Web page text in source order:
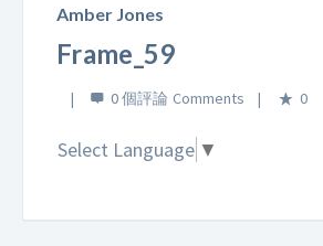
Amber Jones
Frame_59
0 個評論 0
Select Language ▼